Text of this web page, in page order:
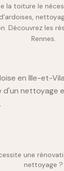
la toiture le
Découvrez les
Rennes.
en Ille-et-
d'un nettoyage
une
nettoyage ?